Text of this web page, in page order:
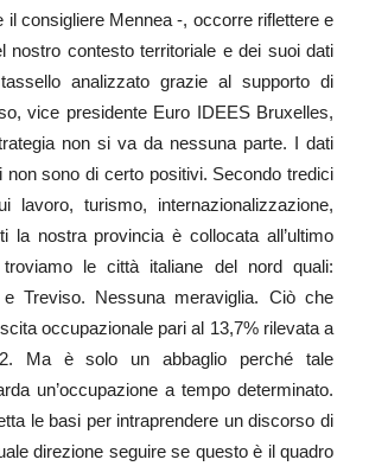
il consigliere Mennea -, occorre riflettere e
nostro contesto territoriale e dei suoi dati
analizzato grazie al supporto di
vice presidente Euro IDEES Bruxelles,
non si va da nessuna parte. I dati
non sono di certo positivi. Secondo tredici
lavoro, turismo, internazionalizzazione,
la nostra provincia è collocata all’ultimo
le città italiane del nord quali:
Treviso. Nessuna meraviglia. Ciò che
occupazionale pari al 13,7% rilevata a
Ma è solo un abbaglio perché tale
un’occupazione a tempo determinato.
le basi per intraprendere un discorso di
direzione seguire se questo è il quadro